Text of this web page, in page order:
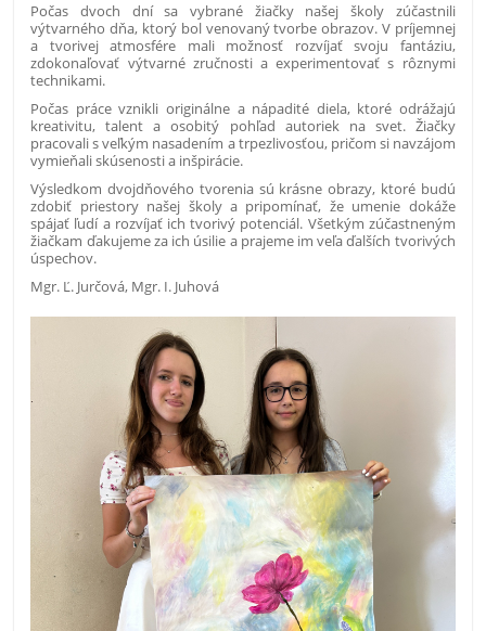
Počas dvoch dní sa vybrané žiačky našej školy zúčastnili
výtvarného dňa, ktorý bol venovaný tvorbe obrazov. V príjemnej
a tvorivej atmosfére mali možnosť rozvíjať svoju fantáziu,
zdokonaľovať výtvarné zručnosti a experimentovať s rôznymi
technikami.
Počas práce vznikli originálne a nápadité diela, ktoré odrážajú
kreativitu, talent a osobitý pohľad autoriek na svet. Žiačky
pracovali s veľkým nasadením a trpezlivosťou, pričom si navzájom
vymieňali skúsenosti a inšpirácie.
Výsledkom dvojdňového tvorenia sú krásne obrazy, ktoré budú
zdobiť priestory našej školy a pripomínať, že umenie dokáže
spájať ľudí a rozvíjať ich tvorivý potenciál. Všetkým zúčastneným
žiačkam ďakujeme za ich úsilie a prajeme im veľa ďalších tvorivých
úspechov.
Mgr. Ľ. Jurčová, Mgr. I. Juhová